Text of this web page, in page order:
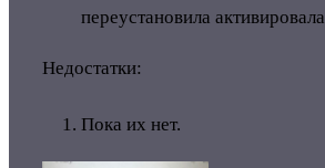
переустановила активировала
Недостатки:
Пока их нет.